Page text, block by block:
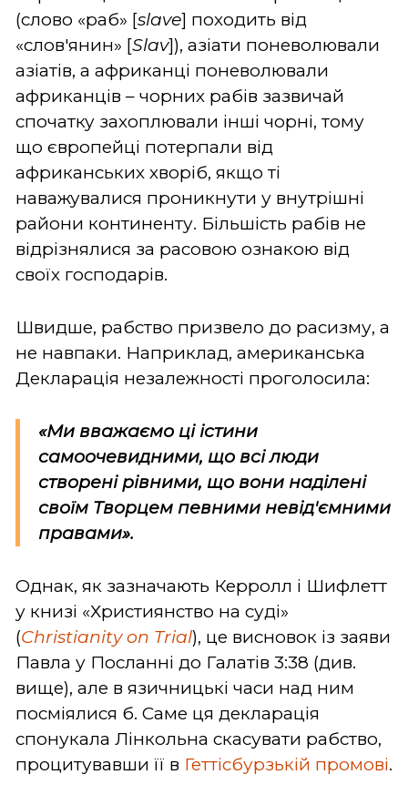
(слово «раб» [slave] походить від
«слов'янин» [Slav]), азіати поневолювали
азіатів, а африканці поневолювали
африканців – чорних рабів зазвичай
спочатку захоплювали інші чорні, тому
що європейці потерпали від
африканських хворіб, якщо ті
наважувалися проникнути у внутрішні
райони континенту. Більшість рабів не
відрізнялися за расовою ознакою від
своїх господарів.
Швидше, рабство призвело до расизму, а
не навпаки. Наприклад, американська
Декларація незалежності проголосила:
«Ми вважаємо ці істини
самоочевидними, що всі люди
створені рівними, що вони наділені
своїм Творцем певними невід'ємними
правами».
Однак, як зазначають Керролл і Шифлетт
у книзі «Християнство на суді»
(Christianity on Trial), це висновок із заяви
Павла у Посланні до Галатів 3:38 (див.
вище), але в язичницькі часи над ним
посміялися б. Саме ця декларація
спонукала Лінкольна скасувати рабство,
процитувавши її в Геттісбурзькій промові.